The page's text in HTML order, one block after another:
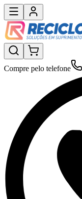
Compre pelo telefone